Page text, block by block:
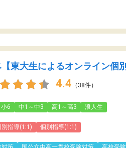
【東大生によるオンライン個
4.4 （38件）
6 中1～中3 高1～高3 浪人生
指導(1:1) 個別指導(1:1)